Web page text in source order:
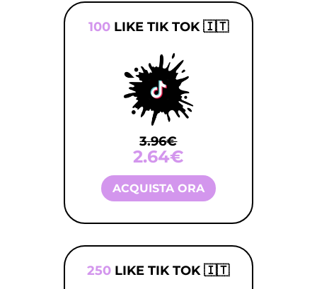
100LIKE TIK TOK 🇮🇹
3.96€
2.64€
ACQUISTA ORA
250 LIKE TIK TOK 🇮🇹